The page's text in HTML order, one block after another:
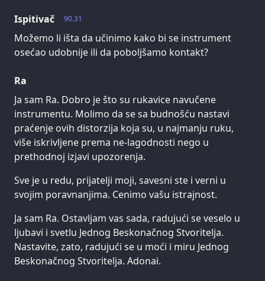
90.31
Ispitivač
Možemo li išta da učinimo kako bi se instrument
osećao udobnije ili da poboljšamo kontakt?
Ra
Ja sam Ra. Dobro je što su rukavice navučene
instrumentu. Molimo da se sa budnošću nastavi
praćenje ovih distorzija koja su, u najmanju ruku,
više iskrivljene prema ne-lagodnosti nego u
prethodnoj izjavi upozorenja.
Sve je u redu, prijatelji moji, savesni ste i verni u
svojim poravnanjima. Cenimo vašu istrajnost.
Ja sam Ra. Ostavljam vas sada, radujući se veselo u
ljubavi i svetlu Jednog Beskonačnog Stvoritelja.
Nastavite, zato, radujući se u moći i miru Jednog
Beskonačnog Stvoritelja. Adonai.